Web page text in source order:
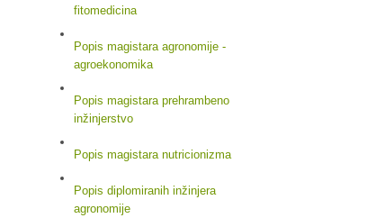
fitomedicina
Popis magistara agronomije -
agroekonomika
Popis magistara prehrambeno
inžinjerstvo
Popis magistara nutricionizma
Popis diplomiranih inžinjera
agronomije